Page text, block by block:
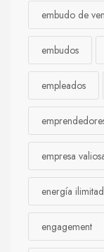
embudo de
embudos
empleados
empresa
energía
engagement